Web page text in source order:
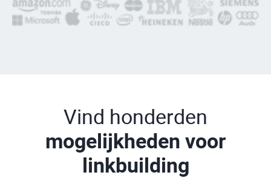
Vind honderden
mogelijkheden voor
linkbuilding